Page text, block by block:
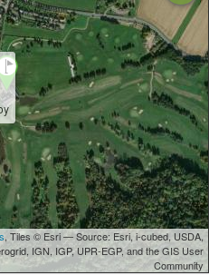
, Tiles © Esri — Source: Esri, i-cubed, USDA,
IGN, IGP, UPR-EGP, and the GIS User
Community